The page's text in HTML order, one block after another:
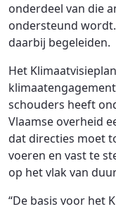
onderdeel van die
ondersteund
daarbij begeleiden.
Het
schouders heeft
Vlaamse overheid
dat directies moet
voeren en vast te
op het vlak van
“De basis voor het